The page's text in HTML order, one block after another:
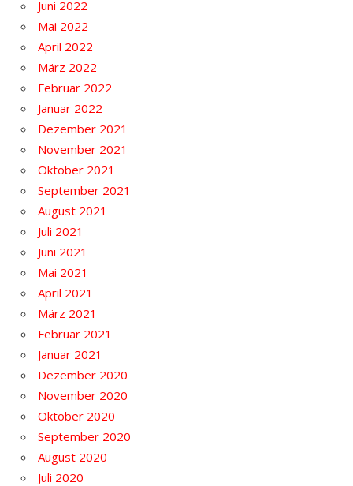
Juni 2022
Mai 2022
April 2022
März 2022
Februar 2022
Januar 2022
Dezember 2021
November 2021
Oktober 2021
September 2021
August 2021
Juli 2021
Juni 2021
Mai 2021
April 2021
März 2021
Februar 2021
Januar 2021
Dezember 2020
November 2020
Oktober 2020
September 2020
August 2020
Juli 2020